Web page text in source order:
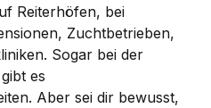
Reiterhöfen, bei
Zuchtbetrieben,
Sogar bei der
es
Aber sei dir bewusst,